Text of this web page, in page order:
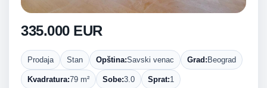
335.000 EUR
Prodaja Stan Opština:Savski venac Grad: Beograd
Kvadratura:79 m² Sobe:3.0 Sprat:1